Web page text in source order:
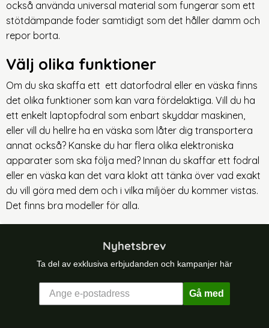
också använda universal material som fungerar som ett
stötdämpande foder samtidigt som det håller damm och
repor borta.
Välj olika funktioner
Om du ska skaffa ett ett datorfodral eller en väska finns
det olika funktioner som kan vara fördelaktiga. Vill du ha
ett enkelt laptopfodral som enbart skyddar maskinen,
eller vill du hellre ha en väska som låter dig transportera
annat också? Kanske du har flera olika elektroniska
apparater som ska följa med? Innan du skaffar ett fodral
eller en väska kan det vara klokt att tänka över vad exakt
du vill göra med dem och i vilka miljöer du kommer vistas.
Det finns bra modeller för alla.
Nyhetsbrev
Ta del av exklusiva erbjudanden och kampanjer här
Gå med